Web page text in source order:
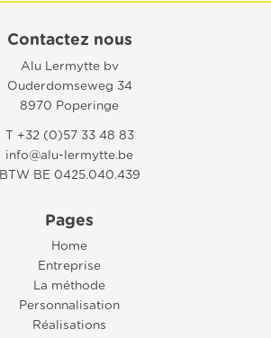
Contactez nous
Alu Lermytte bv
Ouderdomseweg 34
8970 Poperinge
T +32 (0)57 33 48 83
info@alu-lermytte.be
BTW BE 0425.040.439
Pages
Home
Entreprise
La méthode
Personnalisation
Réalisations